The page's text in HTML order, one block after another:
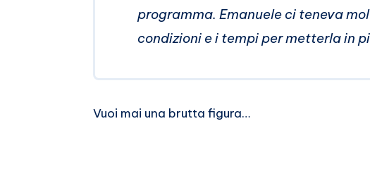
programma. Emanuele ci teneva
condizioni e i tempi per metterla in
Vuoi mai una brutta figura…